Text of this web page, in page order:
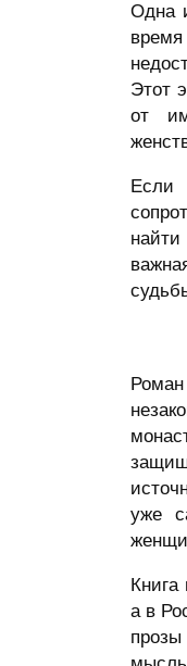
Одна
Этот
от
Если
уже
а в